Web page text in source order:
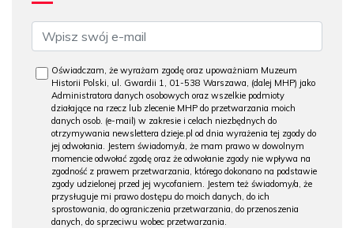
Oświadczam, że wyrażam zgodę oraz upoważniam Muzeum
Historii Polski, ul. Gwardii 1, 01-538 Warszawa, (dalej MHP) jako
Administratora danych osobowych oraz wszelkie podmioty
działające na rzecz lub zlecenie MHP do przetwarzania moich
danych osob. (e-mail) w zakresie i celach niezbędnych do
otrzymywania newslettera dzieje.pl od dnia wyrażenia tej zgody do
jej odwołania. Jestem świadomy/a, że mam prawo w dowolnym
momencie odwołać zgodę oraz że odwołanie zgody nie wpływa na
zgodność z prawem przetwarzania, którego dokonano na podstawie
zgody udzielonej przed jej wycofaniem. Jestem też świadomy/a, że
przysługuje mi prawo dostępu do moich danych, do ich
sprostowania, do ograniczenia przetwarzania, do przenoszenia
danych, do sprzeciwu wobec przetwarzania.